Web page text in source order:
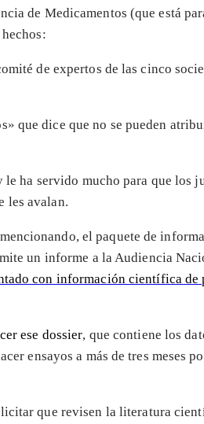
de Medicamentos (que está
de expertos de las cinco
que dice que no se pueden
le ha servido mucho para que los
les avalan.
el paquete de
un informe a la Audiencia
con información científica de
ese dossier, que contiene los
ensayos a más de tres meses
que revisen la literatura